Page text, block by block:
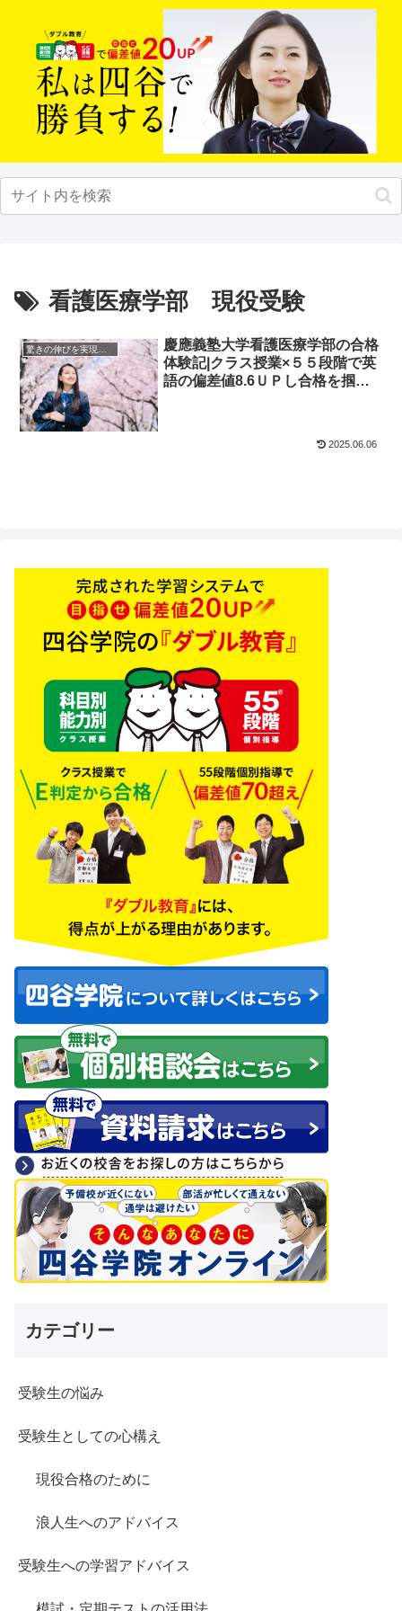
看護医療学部 現役受験
慶應義塾大学看護医療学部の合格
体験記|クラス授業×５５段階で英
語の偏差値8.6ＵＰし合格を掴ん
2025.06.06
カテゴリー
受験生の悩み
受験生としての心構え
現役合格のために
浪人生へのアドバイス
受験生への学習アドバイス